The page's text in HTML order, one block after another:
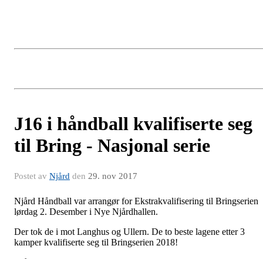
J16 i håndball kvalifiserte seg
til Bring - Nasjonal serie
Postet av Njård den 29. nov 2017
Njård Håndball var arrangør for Ekstrakvalifisering til Bringserien
lørdag 2. Desember i Nye Njårdhallen.
Der tok de i mot Langhus og Ullern. De to beste lagene etter 3
kamper kvalifiserte seg til Bringserien 2018!